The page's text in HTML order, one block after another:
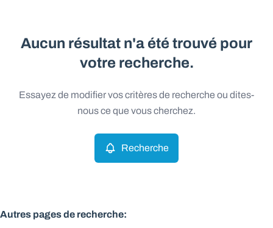
Aucun résultat n'a été trouvé pour
votre recherche.
Essayez de modifier vos critères de recherche ou dites-
nous ce que vous cherchez.
Recherche
Autres pages de recherche: